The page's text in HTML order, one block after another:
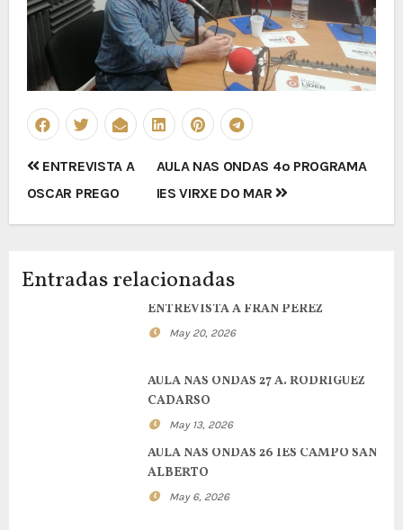
Navegación
de
entradas
ENTREVISTA A
OSCAR PREGO
AULA NAS ONDAS 4º PROGRAMA
IES VIRXE DO MAR
Entradas relacionadas
ENTREVISTA A FRAN PEREZ
May 20, 2026
AULA NAS ONDAS 27 A. RODRIGUEZ
CADARSO
May 13, 2026
AULA NAS ONDAS 26 IES CAMPO SAN
ALBERTO
May 6, 2026